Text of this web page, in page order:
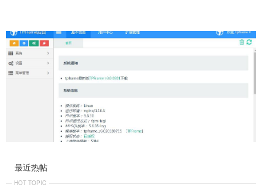
最近热帖
HOT TOPIC